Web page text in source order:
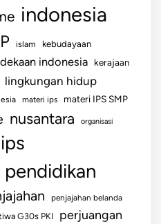
indonesia
islam kebudayaan
indonesia kerajaan
lingkungan hidup
materi ips materi IPS SMP
nusantara organisasi
pendidikan
penjajahan belanda
G30s PKI perjuangan